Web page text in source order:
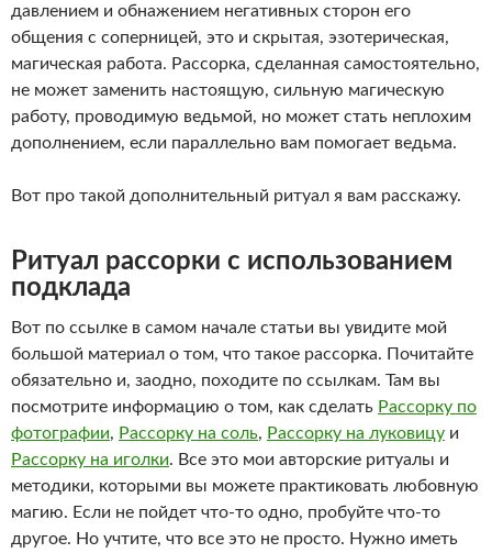
давлением и обнажением негативных сторон его
общения с соперницей, это и скрытая, эзотерическая,
магическая работа. Рассорка, сделанная самостоятельно,
не может заменить настоящую, сильную магическую
работу, проводимую ведьмой, но может стать неплохим
дополнением, если параллельно вам помогает ведьма.
Вот про такой дополнительный ритуал я вам расскажу.
Ритуал рассорки с использованием
подклада
Вот по ссылке в самом начале статьи вы увидите мой
большой материал о том, что такое рассорка. Почитайте
обязательно и, заодно, походите по ссылкам. Там вы
посмотрите информацию о том, как сделать Рассорку по
фотографии, Рассорку на соль, Рассорку на луковицу и
Рассорку на иголки. Все это мои авторские ритуалы и
методики, которыми вы можете практиковать любовную
магию. Если не пойдет что-то одно, пробуйте что-то
другое. Но учтите, что все это не просто. Нужно иметь